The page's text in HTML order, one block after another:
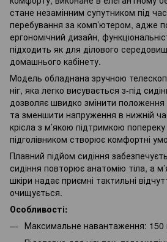
стане незамінним супутником під
перебування за комп’ютером, адже
ергономічний дизайн,
підходить як для ділового
домашнього кабінету.
Модель обладнана зручною
ніг, яка легко висувається з-під
дозволяє швидко змінити положення
та зменшити напруження в нижній
крісла з м’якою підтримкою
підголівником створює комфортні
Плавний підйом сидіння
сидіння повторює анатомію тіла, а
шкіри надає приємні тактильні
очищується.
Особливості:
Максимальне навантаження: 150